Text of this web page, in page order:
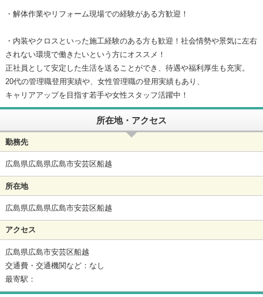
・解体作業やリフォーム現場での経験がある方歓迎！
・内装やクロスといった施工経験のある方も歓迎！社会情勢や景気に左右
されない環境で働きたいという方にオススメ！
正社員として安定した生活を送ることができ、待遇や福利厚生も充実。
20代の管理職登用実績や、女性管理職の登用実績もあり、
キャリアアップを目指す若手や女性スタッフ活躍中！
所在地・アクセス
勤務先
広島県広島県広島市安芸区船越
所在地
広島県広島県広島市安芸区船越
アクセス
広島県広島市安芸区船越
交通費・交通機関など：なし
最寄駅：